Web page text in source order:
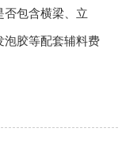
包含横梁、立
胶等配套辅料费